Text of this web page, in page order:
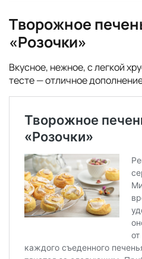
Творожное
«Розочки»
Вкусное, нежное, с легкой
тесте — отличное